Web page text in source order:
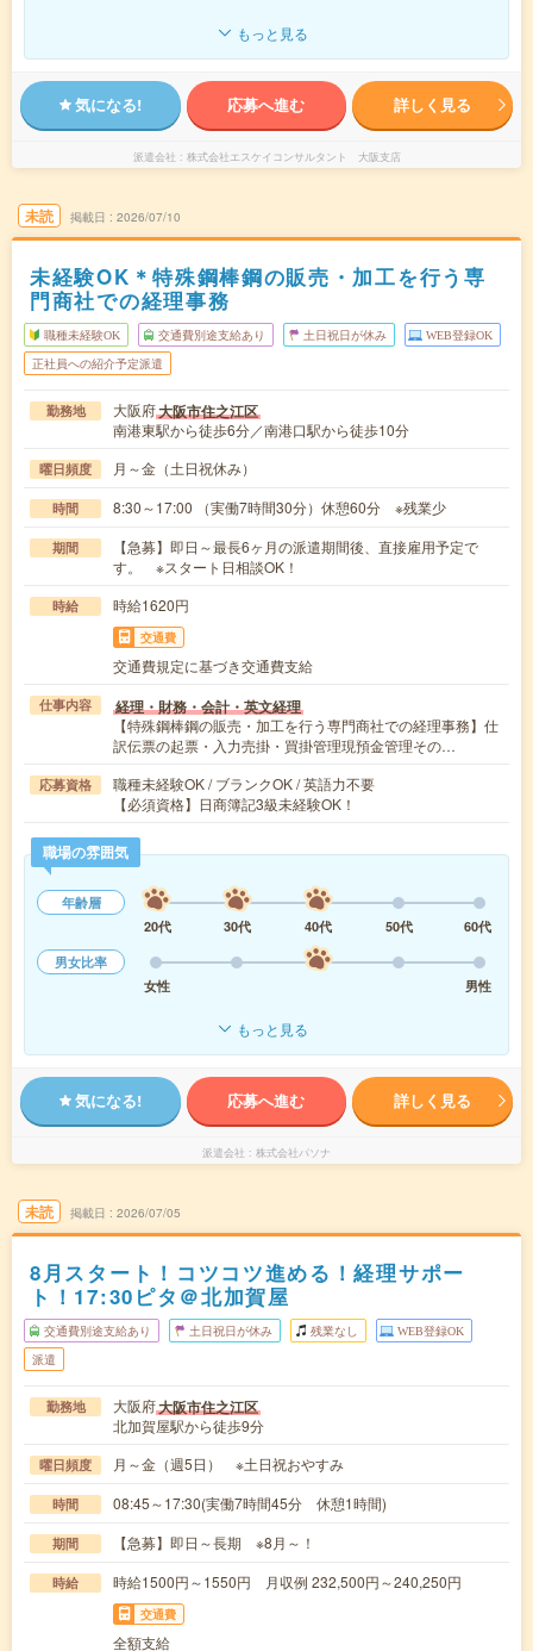
もっと見る
気になる! 応募へ進む 詳しく見る
派遣会社 株式会社エスケイコンサルタント 大阪支店
未読 掲載日 2026/07/10
未経験OK＊特殊鋼棒鋼の販売・加工を行う専
門商社での経理事務
職種未経験OK 交通費別途支給あり 土日祝日が休み WEB登録OK
正社員への紹介予定派遣
勤務地 大阪府大阪市住之江区
南港東駅から徒歩6分／南港口駅から徒歩10分
曜日頻度 月～金（土日祝休み）
時間 8:30～17:00 （実働7時間30分）休憩60分 ※残業少
期間
【急募】即日～最長6ヶ月の派遣期間後、直接雇用予定で
す。 ※スタート日相談OK！
時給 時給1620円
交通費
交通費規定に基づき交通費支給
仕事内容 経理・財務・会計・英文経理
【特殊鋼棒鋼の販売・加工を行う専門商社での経理事務】仕
訳伝票の起票・入力売掛・買掛管理現預金管理その…
応募資格
職種未経験OK / ブランクOK / 英語力不要
【必須資格】日商簿記3級未経験OK！
職場の雰囲気
年齢層
20代
30代 40代 50代
60代
男女比率
女性
男性
もっと見る
気になる! 応募へ進む 詳しく見る
派遣会社 株式会社パソナ
未読 掲載日 2026/07/05
8月スタート！コツコツ進める！経理サポー
ト！17:30ピタ＠北加賀屋
交通費別途支給あり 土日祝日が休み 残業なし WEB登録OK
派遣
勤務地 大阪府大阪市住之江区
北加賀屋駅から徒歩9分
曜日頻度 月～金（週5日） ※土日祝おやすみ
時間 08:45～17:30(実働7時間45分 休憩1時間)
期間 【急募】即日～長期 ※8月～！
時給 時給1500円～1550円 月収例 232,500円～240,250円
交通費
全額支給